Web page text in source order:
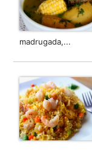
madrugada,...